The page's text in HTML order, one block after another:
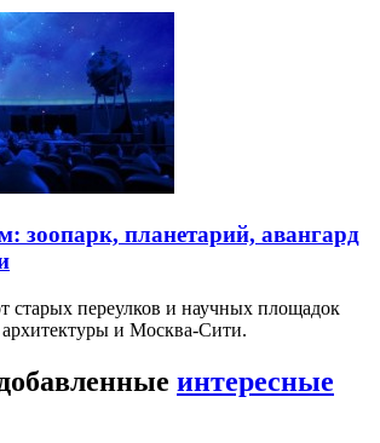
зоопарк, планетарий, авангард
старых переулков и научных площадок
архитектуры и Москва-Сити.
интересные